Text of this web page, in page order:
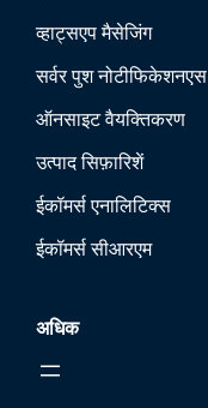
व्हाट्सएप मैसेजिंग
सर्वर पुश नोटीफिकेशनएस
ऑनसाइट वैयक्तिकरण
उत्पाद सिफ़ारिशें
ईकॉमर्स एनालिटिक्स
ईकॉमर्स सीआरएम
अधिक